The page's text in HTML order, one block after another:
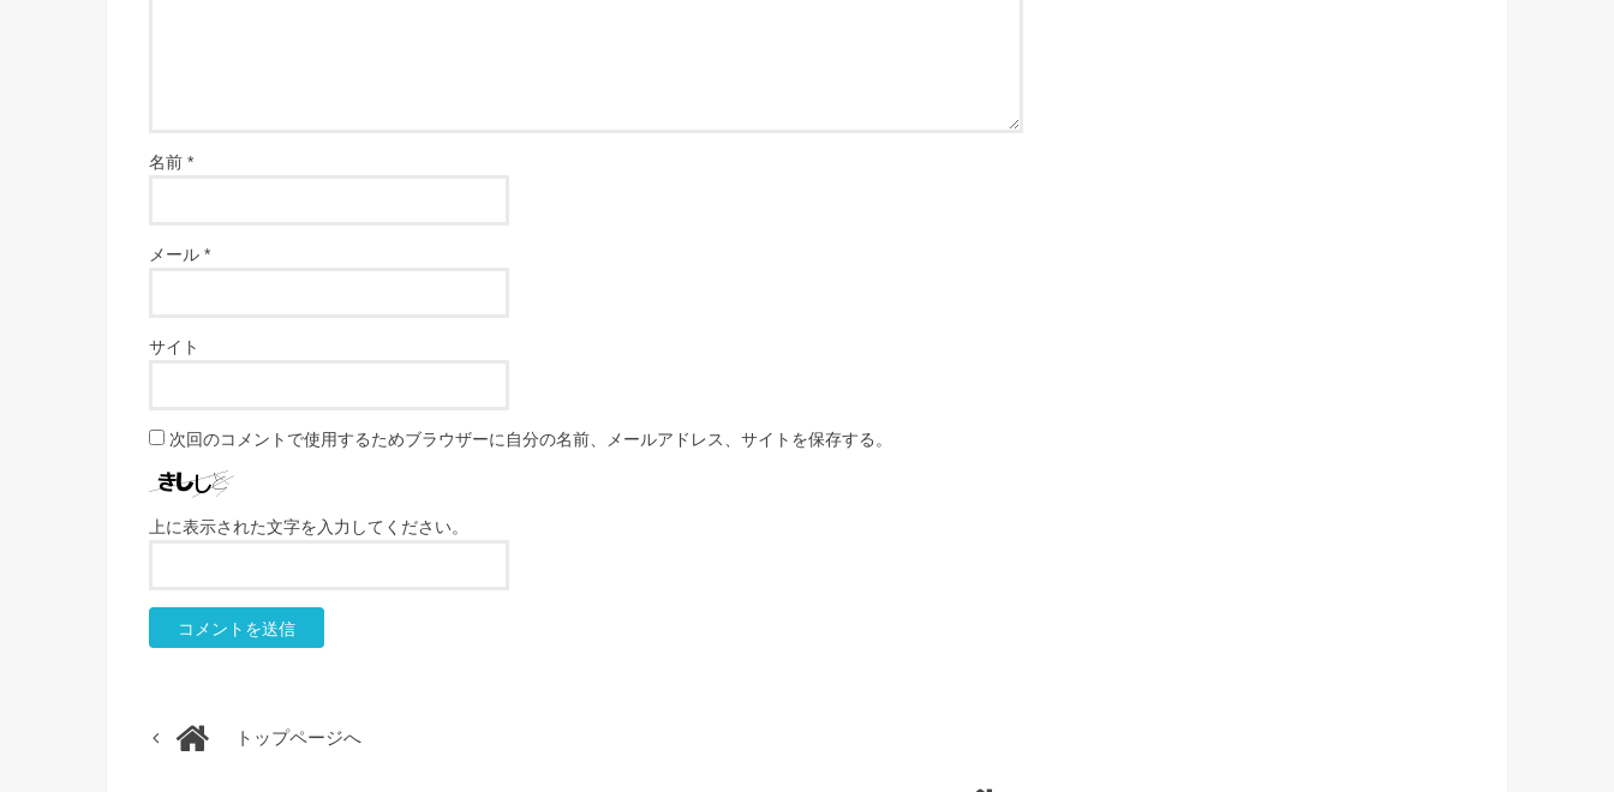
名前 *
メール *
サイト
次回のコメントで使用するためブラウザーに自分の名前、メールアドレス、サイトを保存する。
上に表示された文字を入力してください。
トップページへ